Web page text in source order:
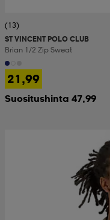
(13)
ST VINCENT POLO CLUB
Brian 1/2 Zip Sweat
21,99
Suositushinta 47,99